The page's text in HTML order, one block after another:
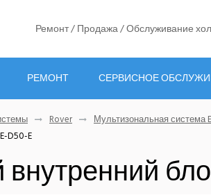
Ремонт / Продажа / Обслуживание
РЕМОНТ СЕРВИСНОЕ
Rover Мультизональная система
D50-E